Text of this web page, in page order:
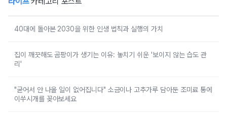
40대에 돌아본 2030을 위한 인생 법칙과 실행의 가치
집이 깨끗해도 곰팡이가 생기는 이유: 놓치기 쉬운 '보이지 않는 습도 관
리'
"굳어서 안 나올 일이 없어집니다" 소금이나 고추가루 담아둔 조미료 통에
이쑤시개를 꽂아보세요